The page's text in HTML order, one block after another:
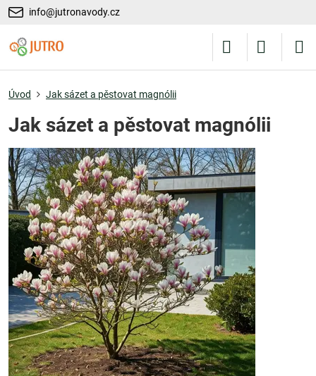
info@jutronavody.cz
Úvod Jak sázet a pěstovat magnólii
Jak sázet a pěstovat magnólii